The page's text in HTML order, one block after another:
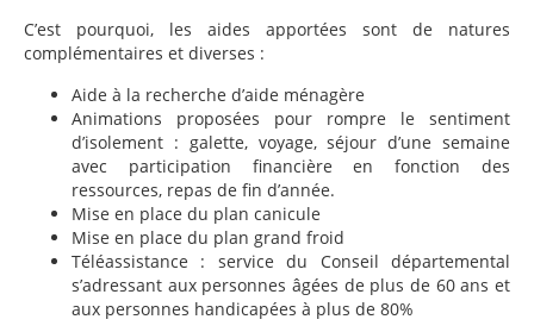
C’est pourquoi, les aides apportées sont de natures
complémentaires et diverses :
Aide à la recherche d’aide ménagère
Animations proposées pour rompre le sentiment
d’isolement : galette, voyage, séjour d’une semaine
avec participation financière en fonction des
ressources, repas de fin d’année.
Mise en place du plan canicule
Mise en place du plan grand froid
Téléassistance : service du Conseil départemental
s’adressant aux personnes âgées de plus de 60 ans et
aux personnes handicapées à plus de 80%